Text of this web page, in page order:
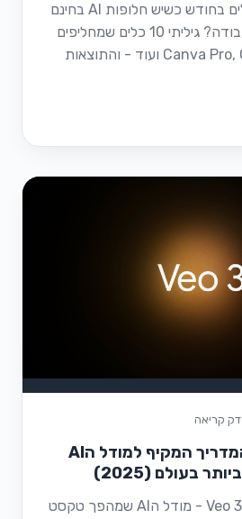
למה לשלם אלפי שקלים בחודש כשיש חלופות AI בחינם
שעושות את אותה העבודה? גיליתי 10 כלים שמחליפים
Canva Pro, Grammarly, Adobe ועוד - והתוצאות
Google Veo 3: המדריך המקיף למודל הAI
בעולם (2025)
Google שיחררה את Veo 3 - מודל הAI שמהפך טקסט